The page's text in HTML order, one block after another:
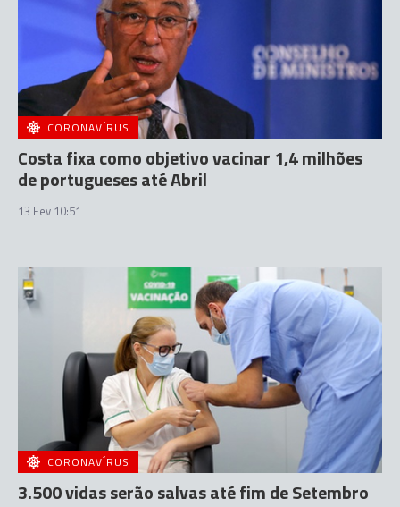
CORONAVÍRUS
Costa fixa como objetivo vacinar 1,4 milhões
de portugueses até Abril
13 Fev 10:51
CORONAVÍRUS
3.500 vidas serão salvas até fim de Setembro